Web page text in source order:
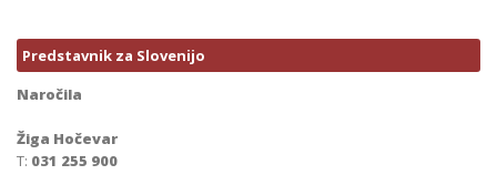
Predstavnik za Slovenijo
Naročila
Žiga Hočevar
T: 031 255 900